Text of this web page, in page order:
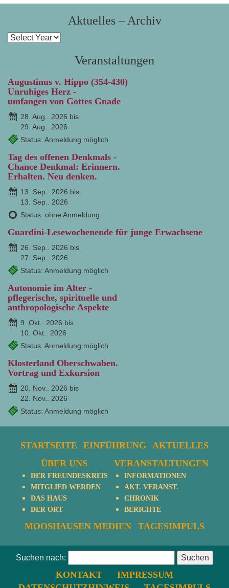
Aktuelles – Archiv
Veranstaltungen
Augustinus v. Hippo (354-430)
Unruhiges Herz -
umfangen von Gottes Gnade
28. Aug.. 2026 bis
29. Aug.. 2026
Status: Anmeldung möglich
Tag des offenen Denkmals -
Chance Denkmal: Erinnern.
Erhalten. Neu denken.
13. Sep.. 2026 bis
13. Sep.. 2026
Status: ohne Anmeldung
Guardini-Lesewochenende für junge Erwachsene
26. Sep.. 2026 bis
27. Sep.. 2026
Status: Anmeldung möglich
Autonomie im Alter -
pflegerische, spirituelle und
anthropologische Aspekte
9. Okt.. 2026 bis
10. Okt.. 2026
Status: Anmeldung möglich
Klosterland Oberschwaben.
Vortrag und Exkursion
20. Nov.. 2026 bis
22. Nov.. 2026
Status: Anmeldung möglich
STARTSEITE EINFÜHRUNG
AKTUELLES
ÜBER UNS
DER FREUNDESKREIS
MITGLIED WERDEN
DAS HAUS
DER ORT
VERANSTALTUNGEN
INFORMATIONEN
AKT. VERANST.
CHRONIK
BERICHTE
MOOSHAUSEN MEDIEN TAGESIMPULS
Suchen nach:
KONTAKT
IMPRESSUM